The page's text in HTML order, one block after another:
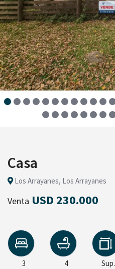
Casa
Los Arrayanes, Los Arrayanes
Venta USD 230.000
3 4 Sup.